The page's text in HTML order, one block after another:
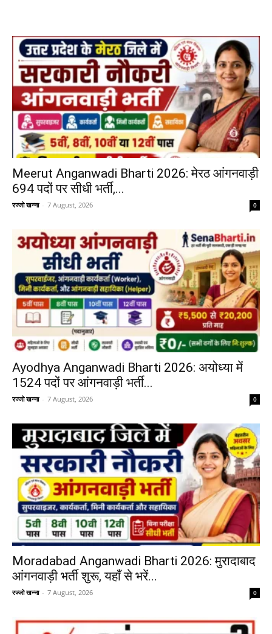
Meerut Anganwadi Bharti 2026: मेरठ आंगनवाड़ी
694 पदों पर सीधी भर्ती,...
रज्जो खन्ना - 7 August, 2026 0
Ayodhya Anganwadi Bharti 2026: अयोध्या में
1524 पदों पर आंगनवाड़ी भर्ती...
रज्जो खन्ना - 7 August, 2026 0
Moradabad Anganwadi Bharti 2026: मुरादाबाद
आंगनवाड़ी भर्ती शुरू, यहाँ से भरें...
रज्जो खन्ना - 7 August, 2026 0